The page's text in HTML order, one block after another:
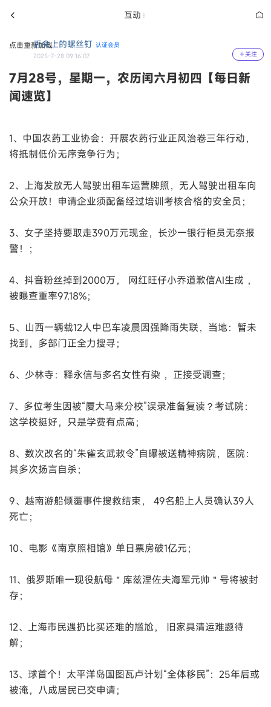
互动
点击重新加载舌尖上的螺丝钉 认证会员
2025-7-28 09:16:07
关注
7月28号，星期一，农历闰六月初四【每日新
闻速览】
1、中国农药工业协会：开展农药行业正风治卷三年行动，
将抵制低价无序竞争行为；
2、上海发放无人驾驶出租车运营牌照，无人驾驶出租车向
公众开放！申请企业须配备经过培训考核合格的安全员；
3、女子坚持要取走390万元现金，长沙一银行柜员无奈报
警！；
4、抖音粉丝掉到2000万， 网红旺仔小乔道歉信AI生成 ，
被曝查重率97.18%；
5、山西一辆载12人中巴车凌晨因强降雨失联，当地：暂未
找到，多部门正全力搜寻；
6、少林寺：释永信与多名女性有染 ，正接受调查；
7、多位考生因被“厦大马来分校”误录准备复读？考试院：
这学校挺好，只是学费有点高；
8、数次改名的“朱雀玄武敕令”自曝被送精神病院，医院：
其多次扬言自杀；
9、越南游船倾覆事件搜救结束， 49名船上人员确认39人
死亡；
10、电影《南京照相馆》单日票房破1亿元；
11、俄罗斯唯一现役航母＂库兹涅佐夫海军元帅＂号将被封
存；
12、上海市民遇扔比买还难的尴尬， 旧家具清运难题待
解；
13、球首个！太平洋岛国图瓦卢计划“全体移民”：25年后或
被淹，八成居民已交申请；